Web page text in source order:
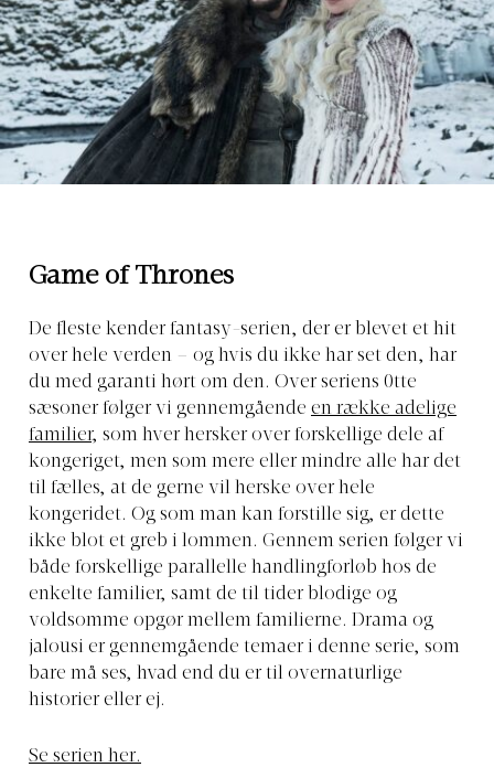
Game of Thrones
De fleste kender fantasy-serien, der er blevet et hit
over hele verden – og hvis du ikke har set den, har
du med garanti hørt om den. Over seriens 0tte
sæsoner følger vi gennemgående en række adelige
familier, som hver hersker over forskellige dele af
kongeriget, men som mere eller mindre alle har det
til fælles, at de gerne vil herske over hele
kongeridet. Og som man kan forstille sig, er dette
ikke blot et greb i lommen. Gennem serien følger vi
både forskellige parallelle handlingforløb hos de
enkelte familier, samt de til tider blodige og
voldsomme opgør mellem familierne. Drama og
jalousi er gennemgående temaer i denne serie, som
bare må ses, hvad end du er til overnaturlige
historier eller ej.
Se serien her.